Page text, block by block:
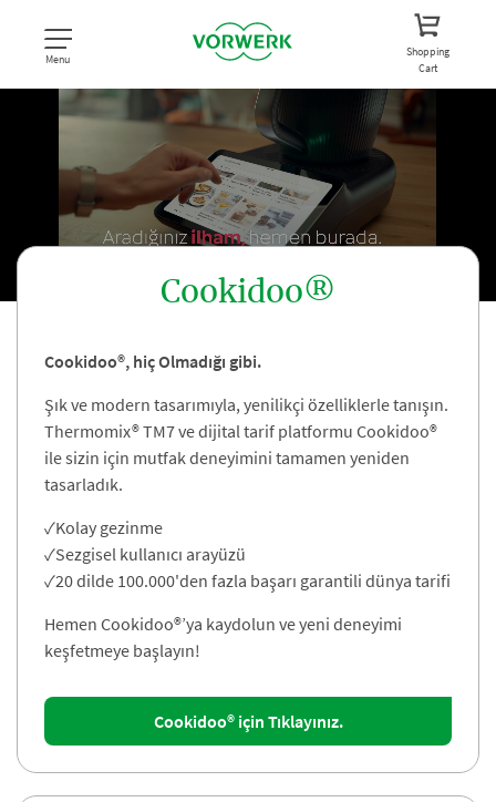
Menu
Shopping
Cart
Cookidoo®
Cookidoo®, hiç Olmadığı gibi.
Şık ve modern tasarımıyla, yenilikçi özelliklerle tanışın.
Thermomix® TM7 ve dijital tarif platformu Cookidoo®
ile sizin için mutfak deneyimini tamamen yeniden
tasarladık.
✓Kolay gezinme
✓Sezgisel kullanıcı arayüzü
✓20 dilde 100.000'den fazla başarı garantili dünya tarifi
Hemen Cookidoo®’ya kaydolun ve yeni deneyimi
keşfetmeye başlayın!
Cookidoo® için Tıklayınız.